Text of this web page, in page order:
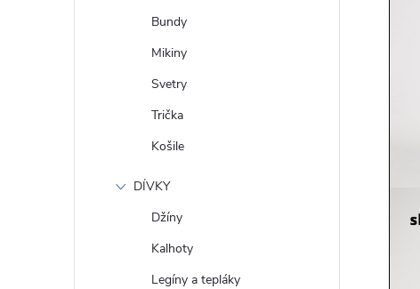
Bundy
Mikiny
Svetry
Trička
Košile
DÍVKY
Džíny
Kalhoty
Legíny a tepláky